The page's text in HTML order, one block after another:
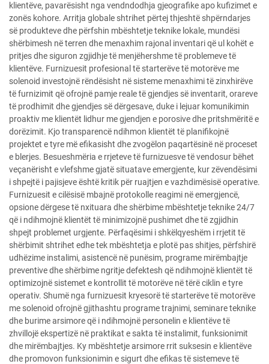
klientëve, pavarësisht nga vendndodhja gjeografike apo kufizimet e
zonës kohore. Arritja globale shtrihet përtej thjeshtë shpërndarjes
së produkteve dhe përfshin mbështetje teknike lokale, mundësi
shërbimesh në terren dhe menaxhim rajonal inventari që ul kohët e
pritjes dhe siguron zgjidhje të menjëhershme të problemeve të
klientëve. Furnizuesit profesional të starterëve të motorëve me
solenoid investojnë rëndësisht në sisteme menaxhimi të zinxhirëve
të furnizimit që ofrojnë pamje reale të gjendjes së inventarit, orareve
të prodhimit dhe gjendjes së dërgesave, duke i lejuar komunikimin
proaktiv me klientët lidhur me gjendjen e porosive dhe pritshmëritë e
dorëzimit. Kjo transparencë ndihmon klientët të planifikojnë
projektet e tyre më efikasisht dhe zvogëlon paqartësinë në proceset
e blerjes. Besueshmëria e rrjeteve të furnizuesve të vendosur bëhet
veçanërisht e vlefshme gjatë situatave emergjente, kur zëvendësimi
i shpejtë i pajisjeve është kritik për ruajtjen e vazhdimësisë operative.
Furnizuesit e cilësisë mbajnë protokolle reagimi në emergjencë,
opsione dërgese të nxituara dhe shërbime mbështetje teknike 24/7
që i ndihmojnë klientët të minimizojnë pushimet dhe të zgjidhin
shpejt problemet urgjente. Përfaqësimi i shkëlqyeshëm i rrjetit të
shërbimit shtrihet edhe tek mbështetja e plotë pas shitjes, përfshirë
udhëzime instalimi, asistencë në punësim, programe mirëmbajtje
preventive dhe shërbime ngritje defektesh që ndihmojnë klientët të
optimizojnë sistemet e kontrollit të motorëve në tërë ciklin e tyre
operativ. Shumë nga furnizuesit kryesorë të starterëve të motorëve
me solenoid ofrojnë gjithashtu programe trajnimi, seminare teknike
dhe burime arsimore që i ndihmojnë personelin e klientëve të
zhvillojë ekspertizë në praktikat e sakta të instalimit, funksionimit
dhe mirëmbajtjes. Ky mbështetje arsimore rrit suksesin e klientëve
dhe promovon funksionimin e sigurt dhe efikas të sistemeve të